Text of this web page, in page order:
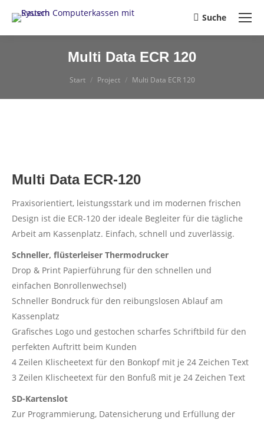
Search:
Suche
Multi Data ECR 120
Sie befinden sich hier:
Start Project Multi Data ECR 120
Multi Data ECR-120
Praxisorientiert, leistungsstark und im modernen frischen
Design ist die ECR-120 der ideale Begleiter für die tägliche
Arbeit am Kassenplatz. Einfach, schnell und zuverlässig.
Schneller, flüsterleiser Thermodrucker
Drop & Print Papierführung für den schnellen und
einfachen Bonrollenwechsel)
Schneller Bondruck für den reibungslosen Ablauf am
Kassenplatz
Grafisches Logo und gestochen scharfes Schriftbild für den
perfekten Auftritt beim Kunden
4 Zeilen Klischeetext für den Bonkopf mit je 24 Zeichen Text
3 Zeilen Klischeetext für den Bonfuß mit je 24 Zeichen Text
SD-Kartenslot
Zur Programmierung, Datensicherung und Erfüllung der